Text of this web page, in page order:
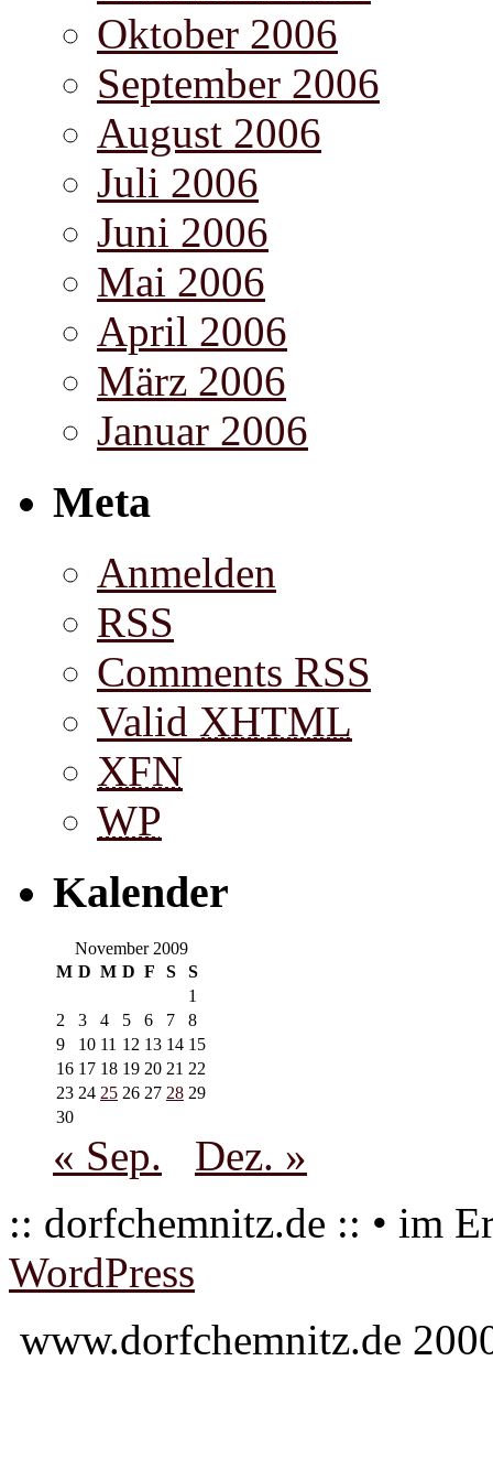
Oktober 2006
September 2006
August 2006
Juli 2006
Juni 2006
Mai 2006
April 2006
März 2006
Januar 2006
Meta
Anmelden
RSS
Comments RSS
Valid XHTML
XFN
WP
Kalender
November 2009
M D M D F S
S
1
2
3 4 5 6 7
8
9
10 11 12 13 14 15
16 17 18 19 20 21 22
23 24 25 26 27 28 29
30
« Sep.
Dez. »
:: dorfchemnitz.de :: • im
WordPress
www.dorfchemnitz.de